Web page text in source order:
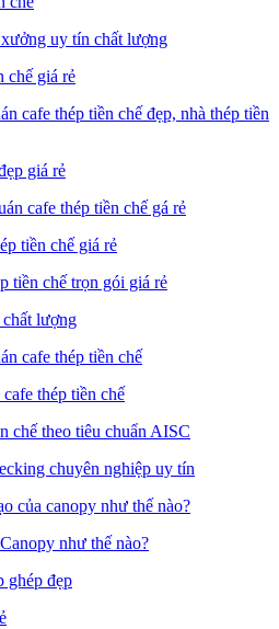
uy tín chất lượng
chế giá rẻ
giá rẻ
tiền chế giá rẻ
tiền chế trọn gói giá rẻ
chất lượng
thép tiền chế
chuyên nghiệp uy tín
như thế nào?
ghép đẹp